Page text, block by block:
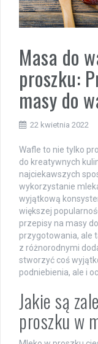
Masa do
proszku:
masy do
22 kwietnia 2022
Wafle to nie tylko
do kreatywnych
najciekawszych
wykorzystanie
wyjątkową
większej
przepisy na masy
przygotowania, ale
z różnorodnymi
stworzyć coś
podniebienia, ale i
Jakie są
proszku w